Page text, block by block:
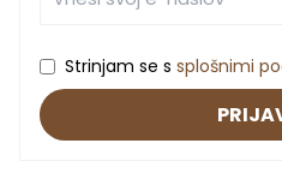
Strinjam se s splošnimi